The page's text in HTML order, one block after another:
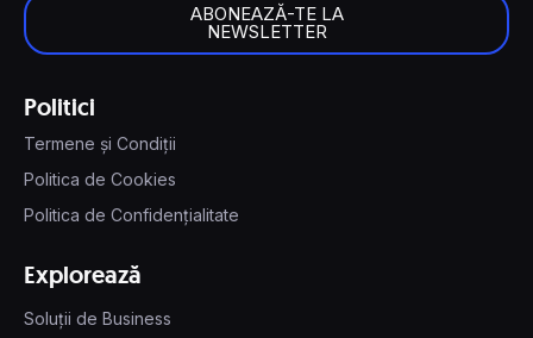
ABONEAZĂ-TE LA
NEWSLETTER
Politici
Termene și Condiții
Politica de Cookies
Politica de Confidențialitate
Explorează
Soluții de Business